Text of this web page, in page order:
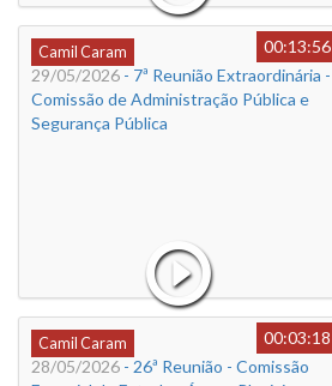
Camil Caram
00:13:56
29/05/2026 - 7ª Reunião Extraordinária -
Comissão de Administração Pública e
Segurança Pública
Camil Caram
00:03:18
28/05/2026 - 26ª Reunião - Comissão